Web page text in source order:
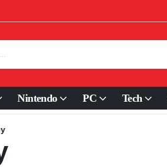
Nintendo PC Tech